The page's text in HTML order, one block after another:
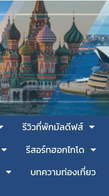
รีวิวที่พักมัลดีฟส์
รีสอร์ทฮอกไกโด
บทความท่องเที่ยว